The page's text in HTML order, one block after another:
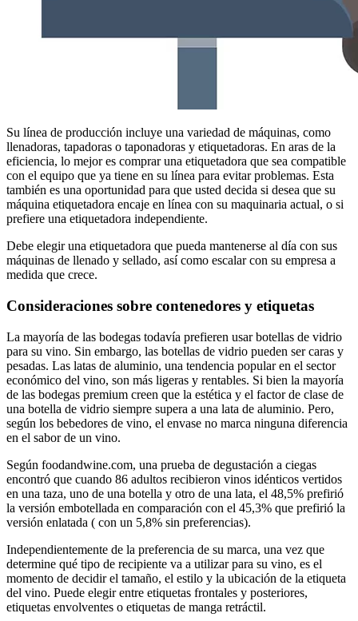
Su línea de producción incluye una variedad de máquinas, como
llenadoras, tapadoras o taponadoras y etiquetadoras. En aras de la
eficiencia, lo mejor es comprar una etiquetadora que sea compatible
con el equipo que ya tiene en su línea para evitar problemas. Esta
también es una oportunidad para que usted decida si desea que su
máquina etiquetadora encaje en línea con su maquinaria actual, o si
prefiere una etiquetadora independiente.
Debe elegir una etiquetadora que pueda mantenerse al día con sus
máquinas de llenado y sellado, así como escalar con su empresa a
medida que crece.
Consideraciones sobre contenedores y etiquetas
La mayoría de las bodegas todavía prefieren usar botellas de vidrio
para su vino. Sin embargo, las botellas de vidrio pueden ser caras y
pesadas. Las latas de aluminio, una tendencia popular en el sector
económico del vino, son más ligeras y rentables. Si bien la mayoría
de las bodegas premium creen que la estética y el factor de clase de
una botella de vidrio siempre supera a una lata de aluminio. Pero,
según los bebedores de vino, el envase no marca ninguna diferencia
en el sabor de un vino.
Según foodandwine.com, una prueba de degustación a ciegas
encontró que cuando 86 adultos recibieron vinos idénticos vertidos
en una taza, uno de una botella y otro de una lata, el 48,5% prefirió
la versión embotellada en comparación con el 45,3% que prefirió la
versión enlatada ( con un 5,8% sin preferencias).
Independientemente de la preferencia de su marca, una vez que
determine qué tipo de recipiente va a utilizar para su vino, es el
momento de decidir el tamaño, el estilo y la ubicación de la etiqueta
del vino. Puede elegir entre etiquetas frontales y posteriores,
etiquetas envolventes o etiquetas de manga retráctil.